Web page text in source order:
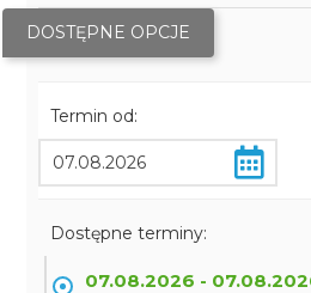
DOSTĘPNE OPCJE
Termin od:
Dostępne terminy:
07.08.2026 -